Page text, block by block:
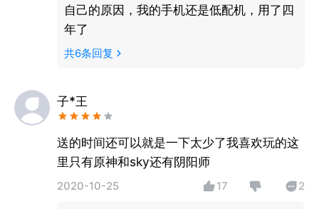
自己的原因，我的手机还是低配机，用了四
年了
共6条回复
子*王
送的时间还可以就是一下太少了我喜欢玩的这
里只有原神和sky还有阴阳师
2020-10-25 17 2